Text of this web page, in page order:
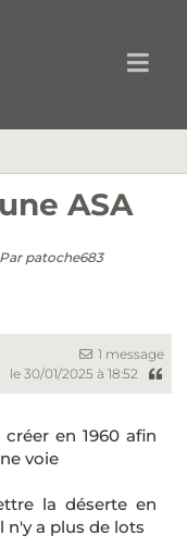
ASA
Par patoche683
1 message
le 30/01/2025 à 18:52
en 1960 afin
voie
la déserte en
n'y a plus de lots